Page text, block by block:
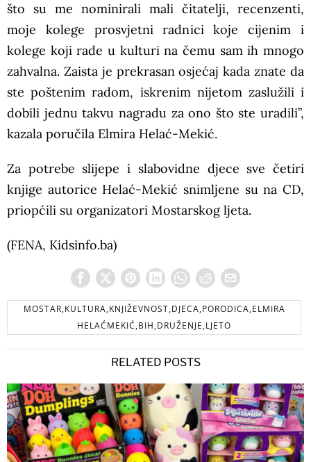
što su me nominirali mali čitatelji, recenzenti,
moje kolege prosvjetni radnici koje cijenim i
kolege koji rade u kulturi na čemu sam ih mnogo
zahvalna. Zaista je prekrasan osjećaj kada znate da
ste poštenim radom, iskrenim nijetom zaslužili i
dobili jednu takvu nagradu za ono što ste uradili”,
kazala poručila Elmira Helać-Mekić.
Za potrebe slijepe i slabovidne djece sve četiri
knjige autorice Helać-Mekić snimljene su na CD,
priopćili su organizatori Mostarskog ljeta.
(FENA, Kidsinfo.ba)
MOSTAR,KULTURA,KNJIŽEVNOST,DJECA,PORODICA,ELMIRA
HELAĆMEKIĆ,BIH,DRUŽENJE,LJETO
RELATED POSTS